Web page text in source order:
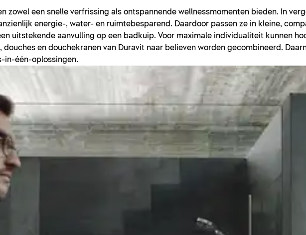
zowel een snelle verfrissing als ontspannende wellnessmomenten bieden. In
energie-, water- en ruimtebesparend. Daardoor passen ze in kleine,
uitstekende aanvulling op een badkuip. Voor maximale individualiteit kunnen
douches en douchekranen van Duravit naar believen worden gecombineerd.
in-één-oplossingen.